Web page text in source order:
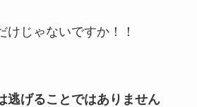
けじゃないですか！！
逃げることではありません